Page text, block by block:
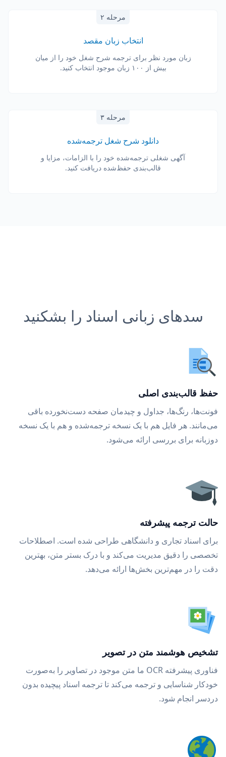
مرحله ۲
انتخاب زبان مقصد
زبان مورد نظر برای ترجمه شرح شغل خود را از میان
بیش از ۱۰۰ زبان موجود انتخاب کنید.
مرحله ۳
دانلود شرح شغل ترجمه‌شده
آگهی شغلی ترجمه‌شده خود را با الزامات، مزایا و
قالب‌بندی حفظ‌شده دریافت کنید.
سدهای زبانی اسناد را بشکنید
حفظ قالب‌بندی اصلی
فونت‌ها، رنگ‌ها، جداول و چیدمان صفحه دست‌نخورده باقی
می‌مانند. هر فایل هم با یک نسخه ترجمه‌شده و هم با یک نسخه
دوزبانه برای بررسی ارائه می‌شود.
حالت ترجمه پیشرفته
برای اسناد تجاری و دانشگاهی طراحی شده است. اصطلاحات
تخصصی را دقیق مدیریت می‌کند و با درک بستر متن، بهترین
دقت را در مهم‌ترین بخش‌ها ارائه می‌دهد.
تشخیص هوشمند متن در تصویر
فناوری پیشرفته OCR ما متن موجود در تصاویر را به‌صورت
خودکار شناسایی و ترجمه می‌کند تا ترجمه اسناد پیچیده بدون
دردسر انجام شود.